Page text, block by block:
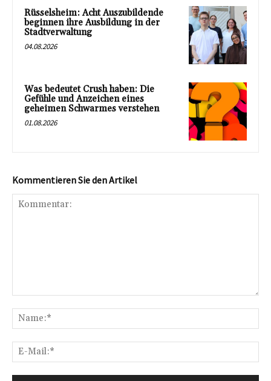
Rüsselsheim: Acht Auszubildende
beginnen ihre Ausbildung in der
Stadtverwaltung
04.08.2026
Was bedeutet Crush haben: Die
Gefühle und Anzeichen eines
geheimen Schwarmes verstehen
01.08.2026
Kommentieren Sie den Artikel